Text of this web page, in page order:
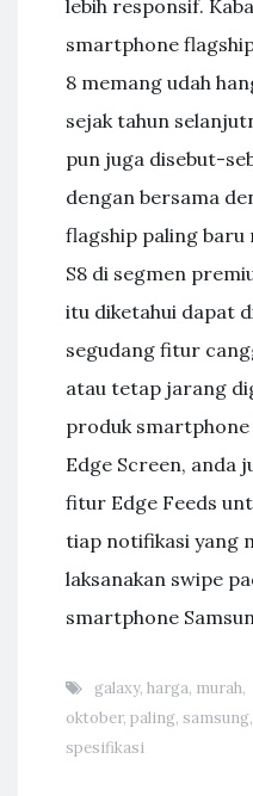
lebih responsif.
smartphone
8 memang udah
sejak tahun
pun juga disebut-
dengan bersama
flagship paling baru
S8 di segmen
itu diketahui dapat
segudang fitur
atau tetap jarang
produk
Edge Screen, anda
fitur Edge Feeds
tiap notifikasi yang
laksanakan swipe
smartphone
galaxy, harga, murah,
oktober, paling, samsung,
spesifikasi